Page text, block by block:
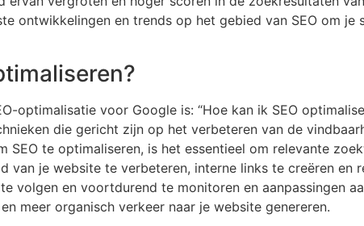
ontwikkelingen en trends op het gebied van SEO om
optimalisatie voor Google is: “Hoe kan ik SEO
die gericht zijn op het verbeteren van de
SEO te optimaliseren, is het essentieel om relevante
van je website te verbeteren, interne links te creëren
volgen en voortdurend te monitoren en aanpassingen
meer organisch verkeer naar je website genereren.